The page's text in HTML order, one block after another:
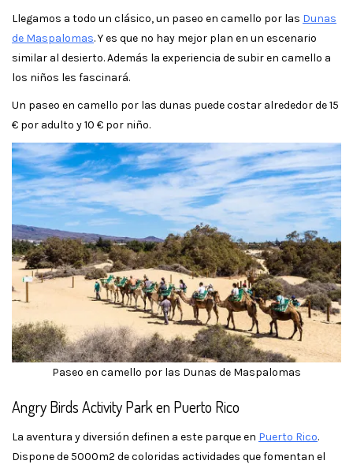
Llegamos a todo un clásico, un paseo en camello por las Dunas
de Maspalomas. Y es que no hay mejor plan en un escenario
similar al desierto. Además la experiencia de subir en camello a
los niños les fascinará.
Un paseo en camello por las dunas puede costar alrededor de 15
€ por adulto y 10 € por niño.
Paseo en camello por las Dunas de Maspalomas
Angry Birds Activity Park en Puerto Rico
La aventura y diversión definen a este parque en Puerto Rico.
Dispone de 5000m2 de coloridas actividades que fomentan el